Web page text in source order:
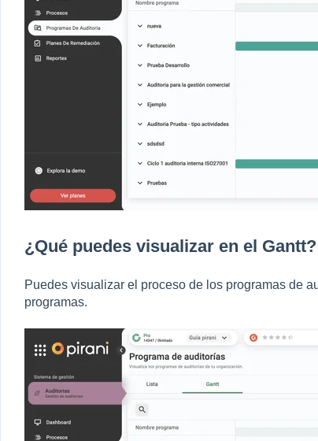
¿Qué puedes visualizar en el Gantt?
Puedes visualizar el proceso de los programas de
programas.